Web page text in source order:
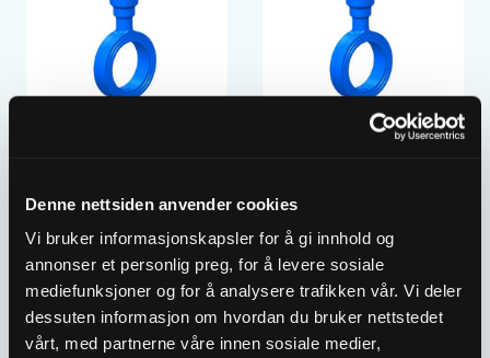
Denne nettsiden anvender cookies
Vi bruker informasjonskapsler for å gi innhold og
annonser et personlig preg, for å levere sosiale
mediefunksjoner og for å analysere trafikken vår. Vi deler
dessuten informasjon om hvordan du bruker nettstedet
vårt, med partnerne våre innen sosiale medier,
ULEFOS ESCO
MELLOMRING DN250
M/E-LOCK 2 UTTAK
5635694
MELLOMRING DN300
M/E-LOCK 2 UTTAK
5635695